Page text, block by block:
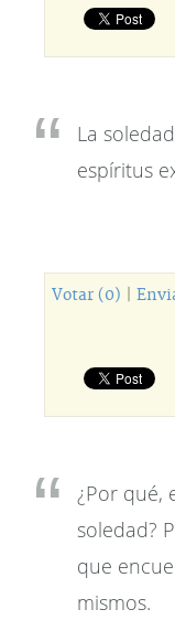
La
espíritus
Votar (0)
¿Por qué,
soledad?
que
mismos.